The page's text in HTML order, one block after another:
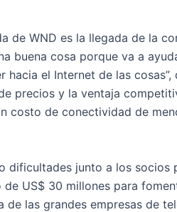
de WND es la llegada de la
buena cosa porque va a
hacia el Internet de las
precios y la ventaja
costo de conectividad de
dificultades junto a los
US$ 30 millones para
de las grandes empresas de